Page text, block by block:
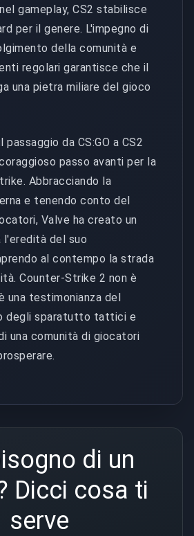
gameplay, CS2 stabilisce
per il genere. L'impegno di
della comunità e
regolari garantisce che il
una pietra miliare del gioco
da CS:GO a CS2
passo avanti per la
Abbracciando la
e tenendo conto del
Valve ha creato un
l'eredità del suo
al contempo la strada
Counter-Strike 2 non è
una testimonianza del
degli sparatutto tattici e
una comunità di giocatori
di un
Dicci cosa ti
serve